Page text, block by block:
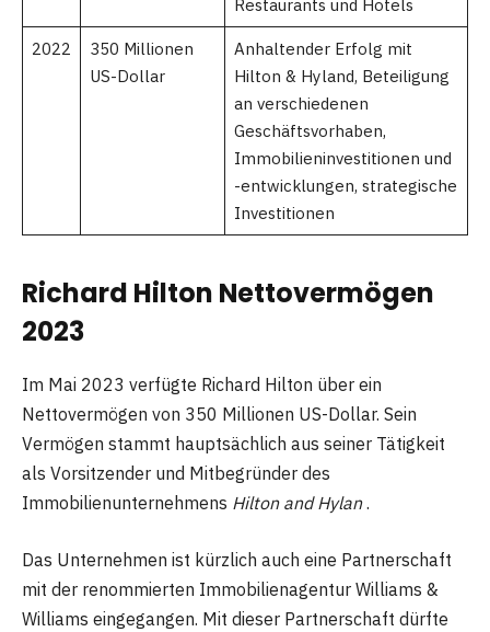
Restaurants und Hotels
2022
350 Millionen
US-Dollar
Anhaltender Erfolg mit
Hilton & Hyland, Beteiligung
an verschiedenen
Geschäftsvorhaben,
Immobilieninvestitionen und
-entwicklungen, strategische
Investitionen
Richard Hilton Nettovermögen
2023
Im Mai 2023 verfügte Richard Hilton über ein
Nettovermögen von 350 Millionen US-Dollar. Sein
Vermögen stammt hauptsächlich aus seiner Tätigkeit
als Vorsitzender und Mitbegründer des
Immobilienunternehmens Hilton and Hylan.
Das Unternehmen ist kürzlich auch eine Partnerschaft
mit der renommierten Immobilienagentur Williams &
Williams eingegangen. Mit dieser Partnerschaft dürfte